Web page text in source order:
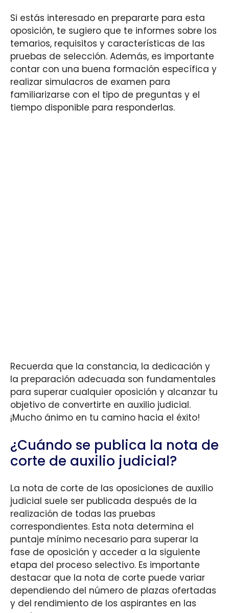
Si estás interesado en prepararte para esta
oposición, te sugiero que te informes sobre los
temarios, requisitos y características de las
pruebas de selección. Además, es importante
contar con una buena formación específica y
realizar simulacros de examen para
familiarizarse con el tipo de preguntas y el
tiempo disponible para responderlas.
Recuerda que la constancia, la dedicación y
la preparación adecuada son fundamentales
para superar cualquier oposición y alcanzar tu
objetivo de convertirte en auxilio judicial.
¡Mucho ánimo en tu camino hacia el éxito!
¿Cuándo se publica la nota de
corte de auxilio judicial?
La nota de corte de las oposiciones de auxilio
judicial suele ser publicada después de la
realización de todas las pruebas
correspondientes. Esta nota determina el
puntaje mínimo necesario para superar la
fase de oposición y acceder a la siguiente
etapa del proceso selectivo. Es importante
destacar que la nota de corte puede variar
dependiendo del número de plazas ofertadas
y del rendimiento de los aspirantes en las